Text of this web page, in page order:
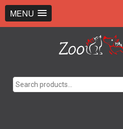
MENU